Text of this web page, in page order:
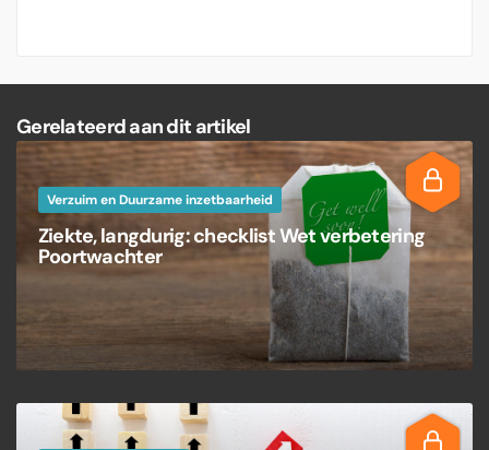
Gerelateerd aan dit artikel
Verzuim en Duurzame inzetbaarheid
Ziekte, langdurig: checklist Wet verbetering
Poortwachter